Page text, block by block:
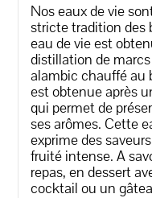
Nos eaux de vie
stricte tradition des
eau de vie est
distillation de
alambic chauffé au
est obtenue après
qui permet de
ses arômes. Cette
exprime des
fruité intense. A
repas, en dessert
cocktail ou un